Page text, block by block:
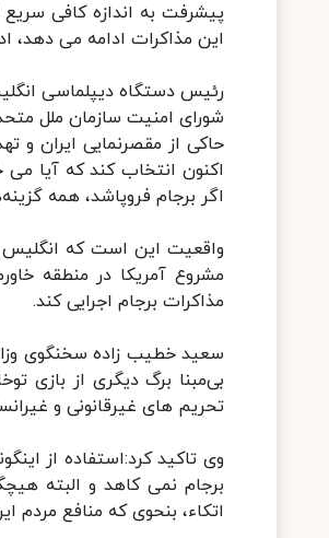
پیشرفت به اندازه کافی
این مذاکرات ادامه می دهد،
رئیس دستگاه دیپلماسی
شورای امنیت سازمان ملل
حاکی از مقصرنمایی ایران و
اکنون انتخاب کند که آیا
اگر برجام فروپاشد، همه
واقعیت این است که انگلیس
مشروع آمریکا در منطقه
مذاکرات برجام اجرایی کند.
سعید خطیب زاده سخنگوی
بی‌مبنا برگ دیگری از بازی
تحریم ‌های غیرقانونی و
وی تاکید کرد:استفاده از
برجام نمی کاهد و البته
اتکاء، بنحوی که منافع مردم